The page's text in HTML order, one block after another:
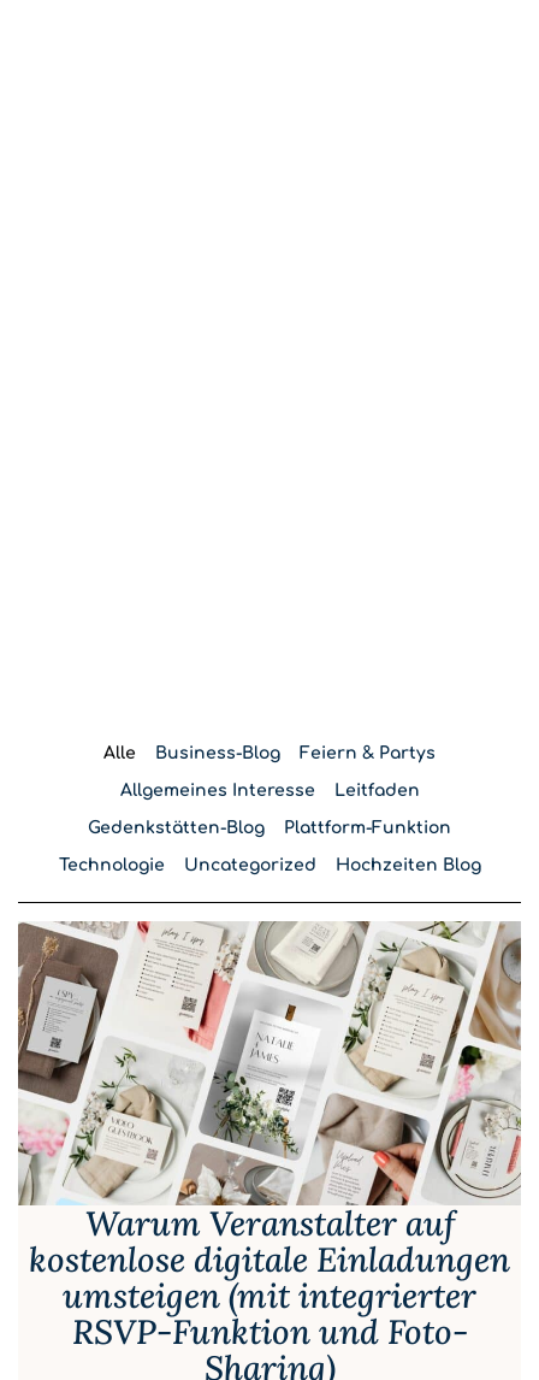
Business-Blog Feiern & Partys
Allgemeines Interesse Leitfaden
Gedenkstätten-Blog Plattform-Funktion
Technologie Uncategorized Hochzeiten Blog
Alle
Warum Veranstalter auf
kostenlose digitale Einladungen
umsteigen (mit integrierter
RSVP-Funktion und Foto-
Sharing)